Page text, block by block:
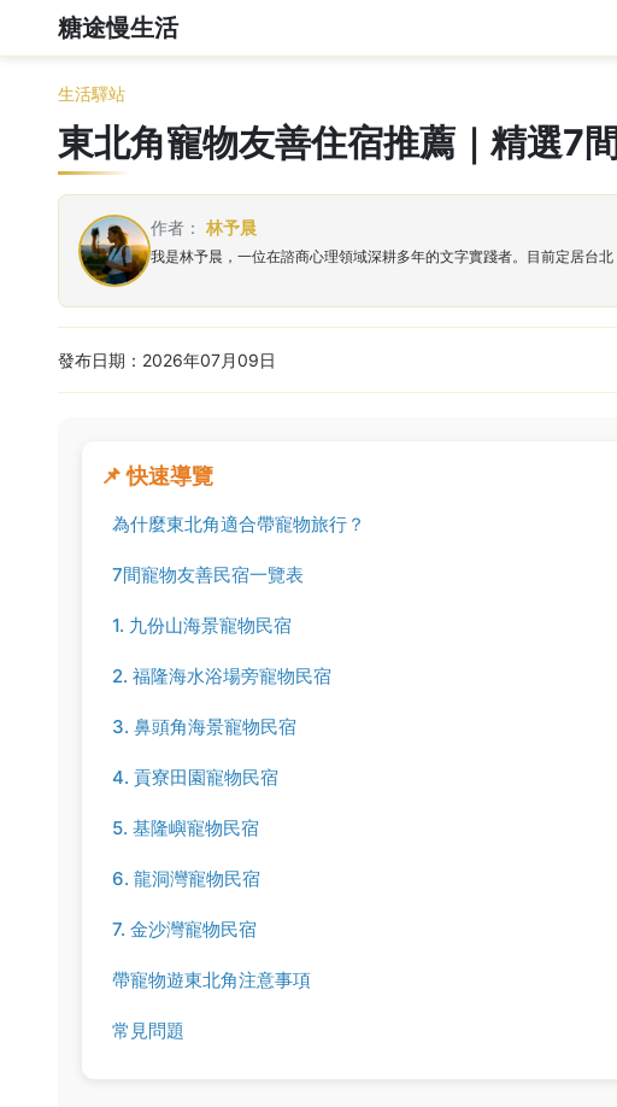
糖途慢生活
生活驛站
東北角寵物友善住宿推薦｜精選7
作者： 林予晨
我是林予晨，一位在諮商心理領域深耕多年的文字實踐者。目前定居台
發布日期：2026年07月09日
📌 快速導覽
為什麼東北角適合帶寵物旅行？
7間寵物友善民宿一覽表
1. 九份山海景寵物民宿
2. 福隆海水浴場旁寵物民宿
3. 鼻頭角海景寵物民宿
4. 貢寮田園寵物民宿
5. 基隆嶼寵物民宿
6. 龍洞灣寵物民宿
7. 金沙灣寵物民宿
帶寵物遊東北角注意事項
常見問題